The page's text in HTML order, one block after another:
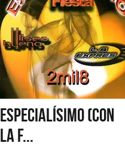
ESPECIALÍSIMO (CON
LA F...